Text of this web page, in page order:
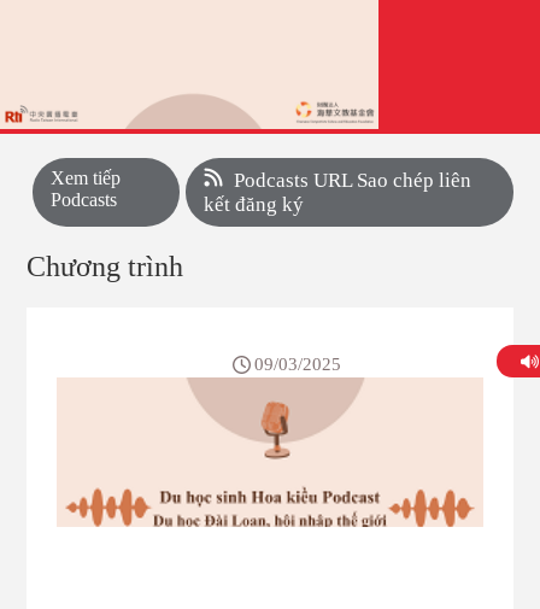
Xem tiếp
Podcasts
Podcasts URL Sao chép liên
kết đăng ký
Chương trình
09/03/2025